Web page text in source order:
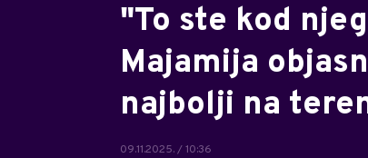
"To ste kod
Majamija
najbolji na
09.11.2025. / 10:36